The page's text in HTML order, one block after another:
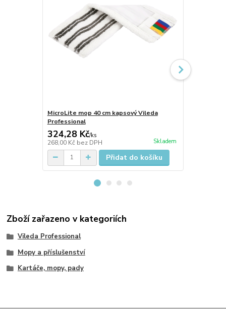
MicroLite mop 40 cm kapsový Vileda
Professional
324,28 Kč/ks
268,00 Kč bez DPH Skladem
Přidat do košíku
Zboží zařazeno v kategoriích
Vileda Professional
Mopy a příslušenství
Kartáče, mopy, pady